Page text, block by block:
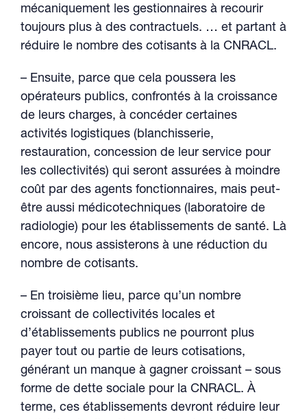
mécaniquement les gestionnaires à recourir
toujours plus à des contractuels. … et partant à
réduire le nombre des cotisants à la CNRACL.
– Ensuite, parce que cela poussera les
opérateurs publics, confrontés à la croissance
de leurs charges, à concéder certaines
activités logistiques (blanchisserie,
restauration, concession de leur service pour
les collectivités) qui seront assurées à moindre
coût par des agents fonctionnaires, mais peut-
être aussi médicotechniques (laboratoire de
radiologie) pour les établissements de santé. Là
encore, nous assisterons à une réduction du
nombre de cotisants.
– En troisième lieu, parce qu’un nombre
croissant de collectivités locales et
d’établissements publics ne pourront plus
payer tout ou partie de leurs cotisations,
générant un manque à gagner croissant – sous
forme de dette sociale pour la CNRACL. À
terme, ces établissements devront réduire leur